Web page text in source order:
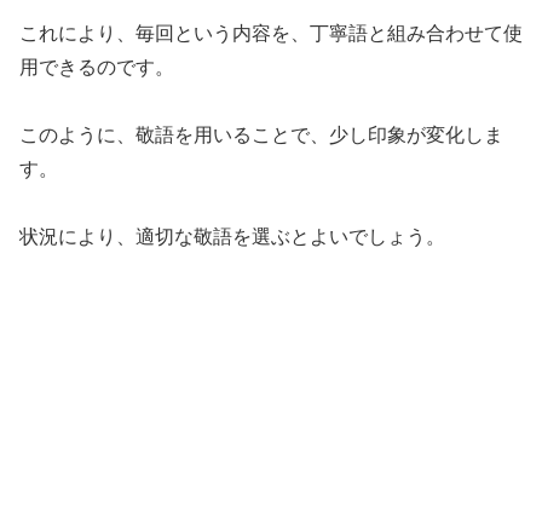
これにより、毎回という内容を、丁寧語と組み合わせて使
用できるのです。
このように、敬語を用いることで、少し印象が変化しま
す。
状況により、適切な敬語を選ぶとよいでしょう。